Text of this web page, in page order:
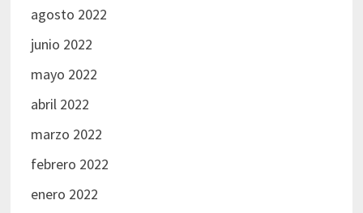
agosto 2022
junio 2022
mayo 2022
abril 2022
marzo 2022
febrero 2022
enero 2022